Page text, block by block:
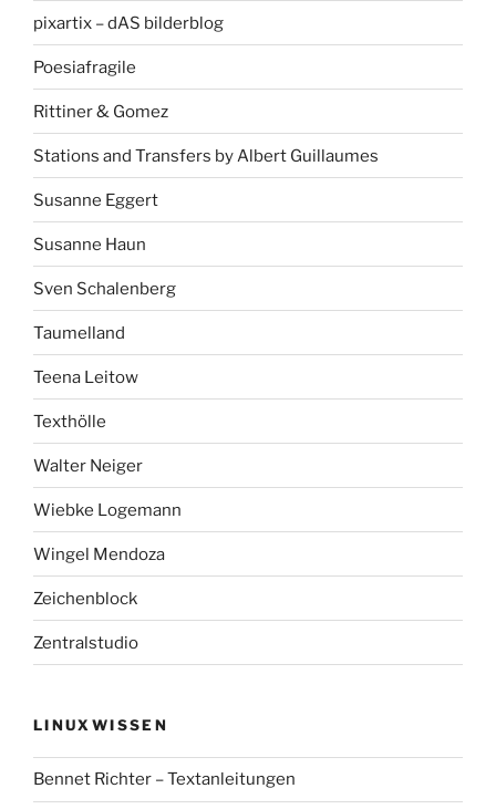
pixartix – dAS bilderblog
Poesiafragile
Rittiner & Gomez
Stations and Transfers by Albert Guillaumes
Susanne Eggert
Susanne Haun
Sven Schalenberg
Taumelland
Teena Leitow
Texthölle
Walter Neiger
Wiebke Logemann
Wingel Mendoza
Zeichenblock
Zentralstudio
LINUXWISSEN
Bennet Richter – Textanleitungen